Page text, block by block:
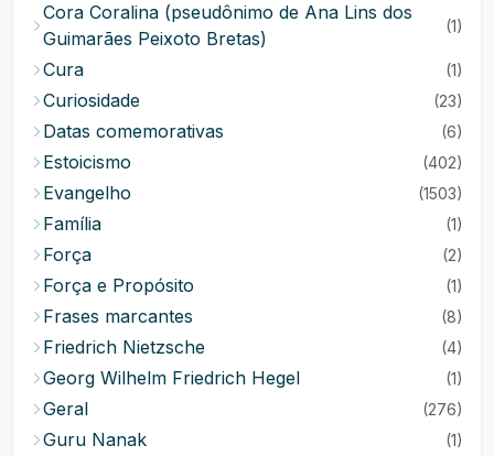
Cora Coralina (pseudônimo de Ana Lins dos
Guimarães Peixoto Bretas)
(1)
Cura (1)
Curiosidade (23)
Datas comemorativas (6)
Estoicismo (402)
Evangelho (1503)
Família (1)
Força (2)
Força e Propósito (1)
Frases marcantes (8)
Friedrich Nietzsche (4)
Georg Wilhelm Friedrich Hegel (1)
Geral (276)
Guru Nanak (1)